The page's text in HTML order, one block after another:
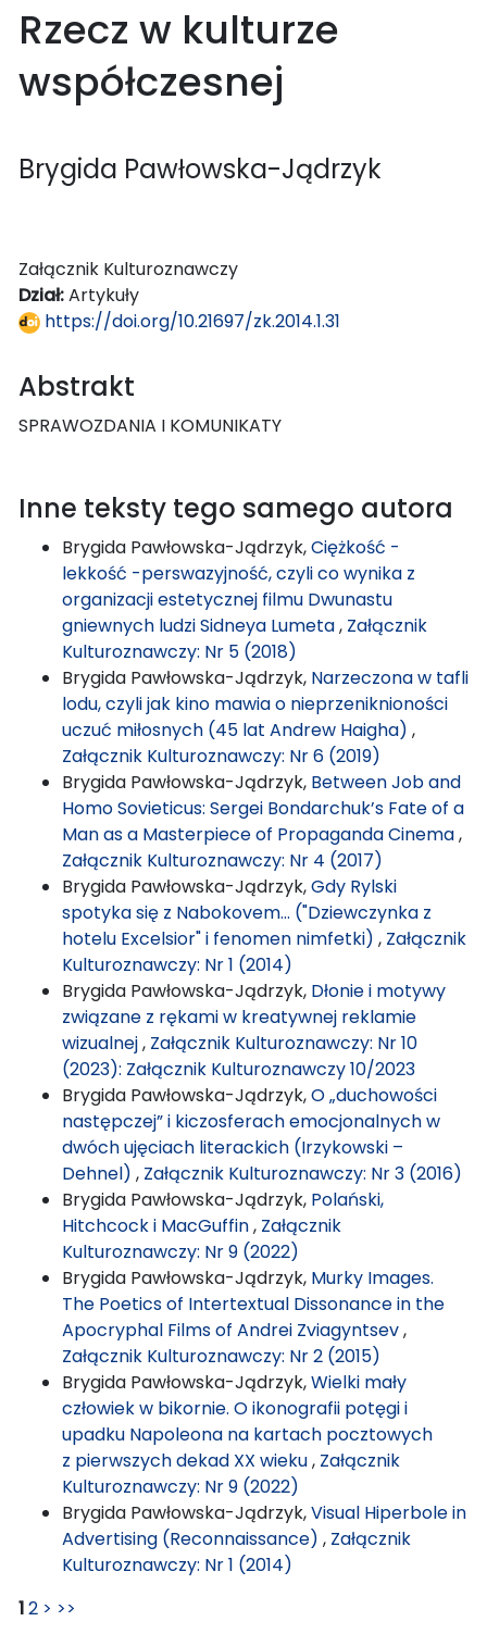
Rzecz w kulturze
współczesnej
Brygida Pawłowska-Jądrzyk
Załącznik Kulturoznawczy
Dział:Artykuły
https://doi.org/10.21697/zk.2014.1.31
Abstrakt
SPRAWOZDANIA I KOMUNIKATY
Inne teksty tego samego autora
Brygida Pawłowska-Jądrzyk,Ciężkość -
lekkość -perswazyjność, czyli co wynika z
organizacji estetycznej filmu Dwunastu
gniewnych ludzi Sidneya Lumeta, Załącznik
Kulturoznawczy: Nr 5 (2018)
Brygida Pawłowska-Jądrzyk, Narzeczona w tafli
lodu, czyli jak kino mawia o nieprzeniknioności
uczuć miłosnych (45 lat Andrew Haigha) ,
Załącznik Kulturoznawczy: Nr 6 (2019)
Brygida Pawłowska-Jądrzyk, Between Job and
Homo Sovieticus: Sergei Bondarchuk’s Fate of a
Man as a Masterpiece of Propaganda Cinema,
Załącznik Kulturoznawczy: Nr 4 (2017)
Brygida Pawłowska-Jądrzyk,Gdy Rylski
spotyka się z Nabokovem… ("Dziewczynka z
hotelu Excelsior" i fenomen nimfetki) , Załącznik
Kulturoznawczy: Nr 1 (2014)
Brygida Pawłowska-Jądrzyk, Dłonie i motywy
związane z rękami w kreatywnej reklamie
wizualnej, Załącznik Kulturoznawczy: Nr 10
(2023): Załącznik Kulturoznawczy 10/2023
Brygida Pawłowska-Jądrzyk,O „duchowości
następczej” i kiczosferach emocjonalnych w
dwóch ujęciach literackich (Irzykowski –
Dehnel) , Załącznik Kulturoznawczy: Nr 3 (2016)
Brygida Pawłowska-Jądrzyk, Polański,
Hitchcock i MacGuffin, Załącznik
Kulturoznawczy: Nr 9 (2022)
Brygida Pawłowska-Jądrzyk, Murky Images.
The Poetics of Intertextual Dissonance in the
Apocryphal Films of Andrei Zviagyntsev,
Załącznik Kulturoznawczy: Nr 2 (2015)
Brygida Pawłowska-Jądrzyk,Wielki mały
człowiek w bikornie. O ikonografii potęgi i
upadku Napoleona na kartach pocztowych
z pierwszych dekad XX wieku, Załącznik
Kulturoznawczy: Nr 9 (2022)
Brygida Pawłowska-Jądrzyk,Visual Hiperbole in
Advertising (Reconnaissance) , Załącznik
Kulturoznawczy: Nr 1 (2014)
12 > >>